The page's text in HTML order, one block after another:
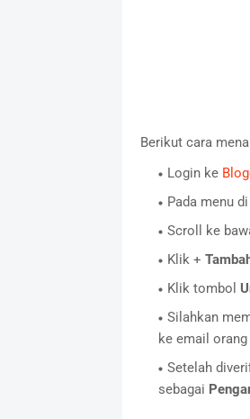
Berikut cara
Login ke
Pada menu
Scroll ke
Klik +
Klik tombol
Silahkan
ke email
Setelah
sebagai